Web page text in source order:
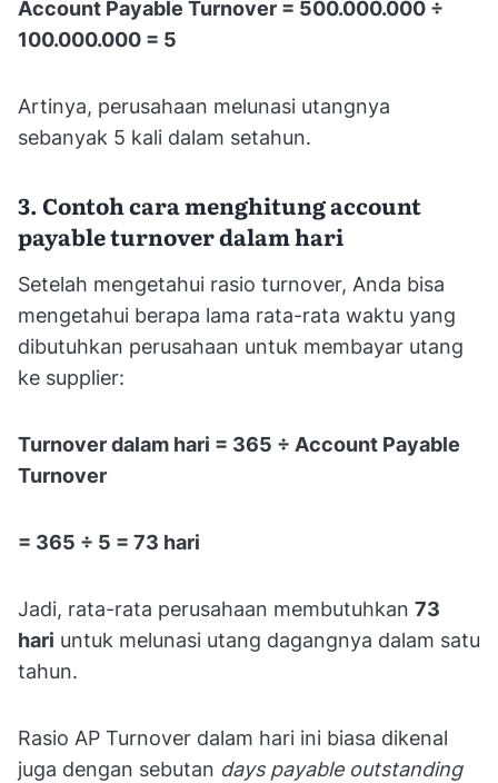
Account Payable Turnover = 500.000.000 ÷
100.000.000 = 5
Artinya, perusahaan melunasi utangnya
sebanyak 5 kali dalam setahun.
3. Contoh cara menghitung account
payable turnover dalam hari
Setelah mengetahui rasio turnover, Anda bisa
mengetahui berapa lama rata-rata waktu yang
dibutuhkan perusahaan untuk membayar utang
ke supplier:
Turnover dalam hari = 365 ÷ Account Payable
Turnover
= 365 ÷ 5 = 73 hari
Jadi, rata-rata perusahaan membutuhkan 73
hari untuk melunasi utang dagangnya dalam satu
tahun.
Rasio AP Turnover dalam hari ini biasa dikenal
juga dengan sebutan days payable outstanding